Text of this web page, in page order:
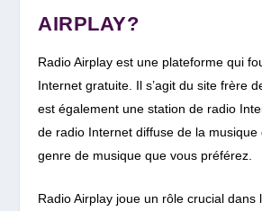
AIRPLAY?
Radio Airplay est une plateforme qui
Internet gratuite. Il s’agit du site frère
est également une station de radio
de radio Internet diffuse de la musique
genre de musique que vous préférez.
Radio Airplay joue un rôle crucial dans